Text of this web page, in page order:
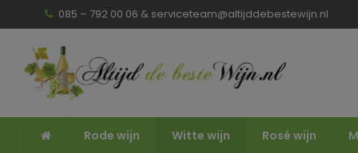
085 – 792 00 06 & serviceteam@altijddebestewijn.nl
Rode wijn Witte wijn Rosé wijn